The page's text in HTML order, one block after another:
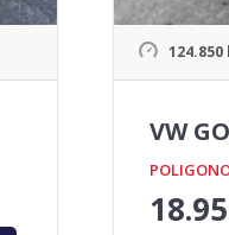
124.850
VW